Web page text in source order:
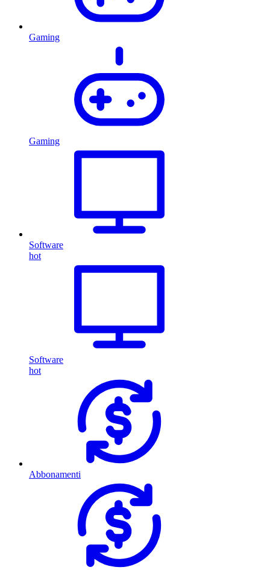
Gaming
Gaming
Software
hot
Software
hot
Abbonamenti